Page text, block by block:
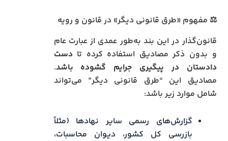
⚖️ مفهوم «طرق قانونی دیگر» در قانون و رویه
قانون‌گذار در این بند به‌طور عمدی از عبارت عام
و بدون ذکر مصادیق استفاده کرده تادست
دادستان در پیگیری جرایم گشوده باشد.
مصادیق این “طرق قانونی دیگر” می‌تواند
شامل موارد زیر باشد:
گزارش‌های رسمی سایر نهادها (مثلاً
بازرسی کل کشور، دیوان محاسبات،